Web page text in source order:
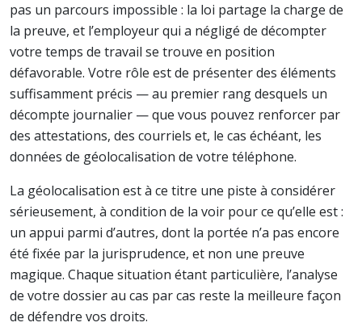
pas un parcours impossible : la loi partage la charge de
la preuve, et l’employeur qui a négligé de décompter
votre temps de travail se trouve en position
défavorable. Votre rôle est de présenter des éléments
suffisamment précis — au premier rang desquels un
décompte journalier — que vous pouvez renforcer par
des attestations, des courriels et, le cas échéant, les
données de géolocalisation de votre téléphone.
La géolocalisation est à ce titre une piste à considérer
sérieusement, à condition de la voir pour ce qu’elle est :
un appui parmi d’autres, dont la portée n’a pas encore
été fixée par la jurisprudence, et non une preuve
magique. Chaque situation étant particulière, l’analyse
de votre dossier au cas par cas reste la meilleure façon
de défendre vos droits.